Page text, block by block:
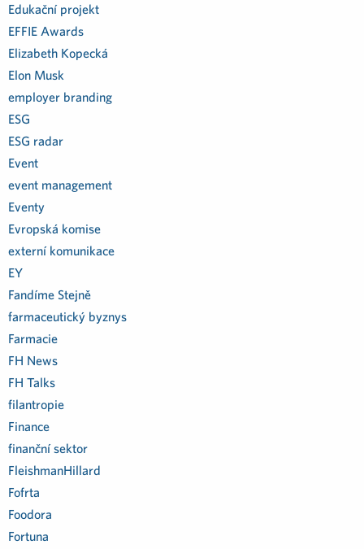
Edukační projekt
EFFIE Awards
Elizabeth Kopecká
Elon Musk
employer branding
ESG
ESG radar
Event
event management
Eventy
Evropská komise
externí komunikace
EY
Fandíme Stejně
farmaceutický byznys
Farmacie
FH News
FH Talks
filantropie
Finance
finanční sektor
FleishmanHillard
Fofrta
Foodora
Fortuna